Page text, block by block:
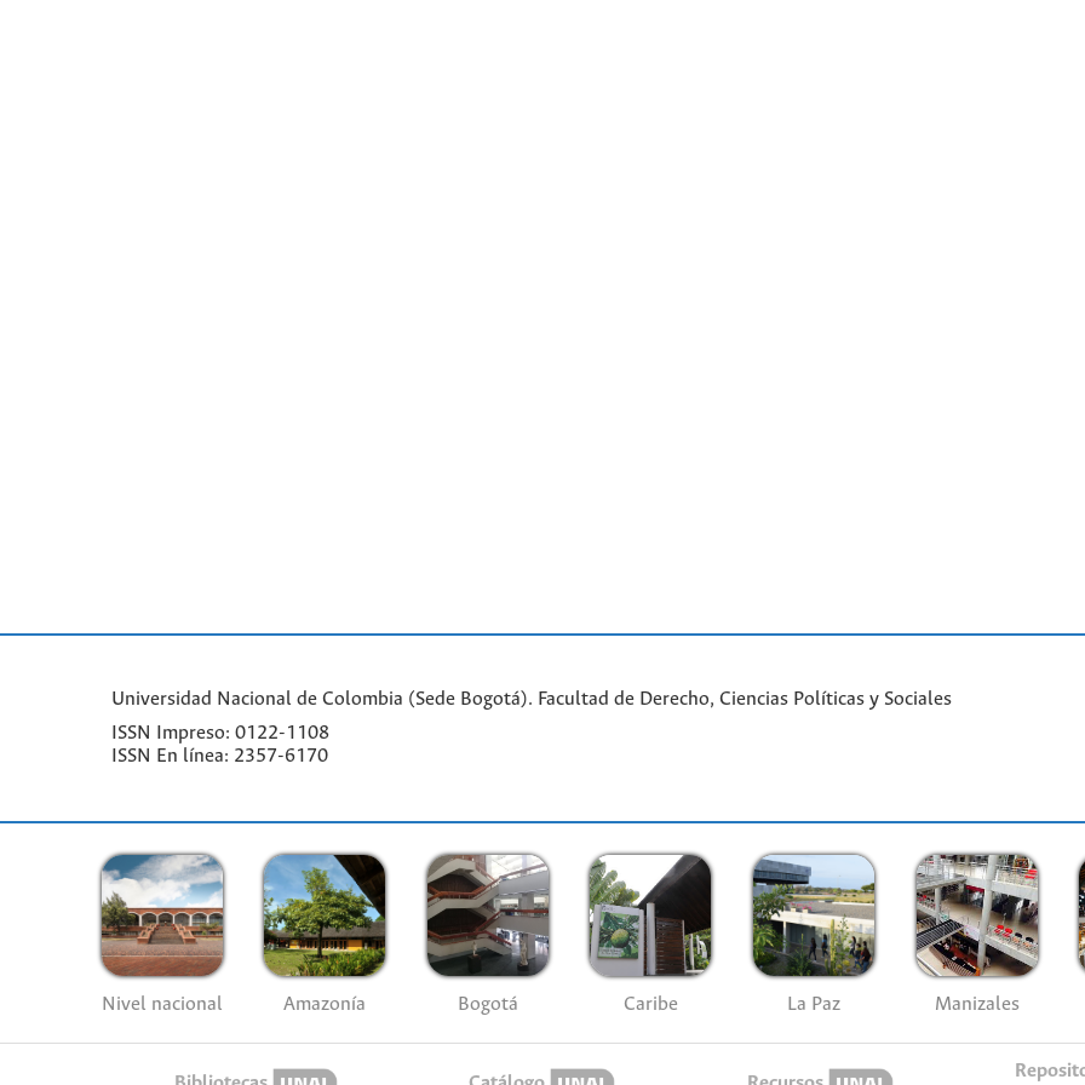
Universidad Nacional de Colombia (Sede Bogotá). Facultad de Derecho, Ciencias Políticas y Sociales
ISSN Impreso: 0122-1108
ISSN En línea: 2357-6170
Nivel nacional Amazonía Bogotá Caribe La Paz Manizales